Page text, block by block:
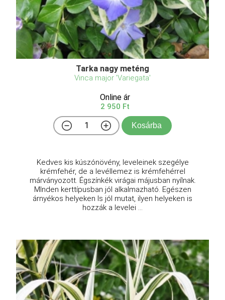
Tarka nagy meténg
Vinca major 'Variegata'
Online ár
2 950 Ft
Kosárba
Kedves kis kúszónövény, leveleinek szegélye
krémfehér, de a levéllemez is krémfehérrel
márványozott. Égszínkék virágai májusban nyílnak.
MInden kerttípusban jól alkalmazható. Egészen
árnyékos helyeken ls jól mutat, ilyen helyeken is
hozzák a levelei ...